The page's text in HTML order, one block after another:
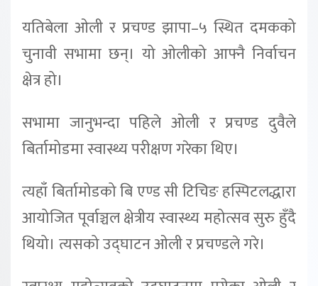
यतिबेला ओली र प्रचण्ड झापा–५ स्थित दमकको
चुनावी सभामा छन्। यो ओलीको आफ्नै निर्वाचन
क्षेत्र हो।
सभामा जानुभन्दा पहिले ओली र प्रचण्ड दुवैले
बिर्तामोडमा स्वास्थ्य परीक्षण गरेका थिए।
त्यहाँ बिर्तामोडको बि एण्ड सी टिचिङ हस्पिटलद्धारा
आयोजित पूर्वाञ्चल क्षेत्रीय स्वास्थ्य महोत्सव सुरु हुँदै
थियो। त्यसको उद्घाटन ओली र प्रचण्डले गरे।